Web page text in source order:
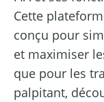
Cette
conçu pour
et maximiser
que pour les
palpitant,